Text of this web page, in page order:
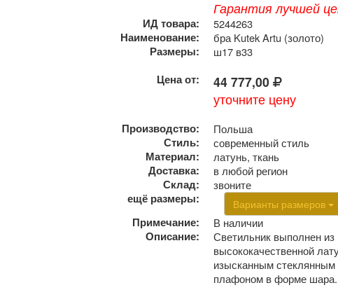
Гарантия лучшей
ИД товара:
5244263
Наименование:
бра Kutek Artu (золото)
Размеры:
ш17 в33
Цена от:
44 777,00
уточните цену
Производство:
Польша
Стиль:
современный стиль
Материал:
латунь, ткань
Доставка:
в любой регион
Склад:
звоните
ещё размеры:
Варианты размеров
Примечание:
В наличии
Описание:
Светильник выполнен из
высококачественной
изысканным стеклянным
плафоном в форме шара.